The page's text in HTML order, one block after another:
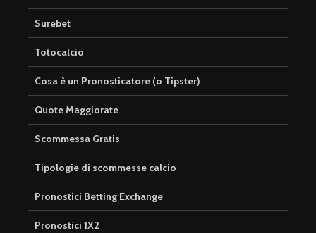
Surebet
Totocalcio
Cosa è un Pronosticatore (o Tipster)
Quote Maggiorate
Scommessa Gratis
Tipologie di scommesse calcio
Pronostici Betting Exchange
Pronostici 1X2